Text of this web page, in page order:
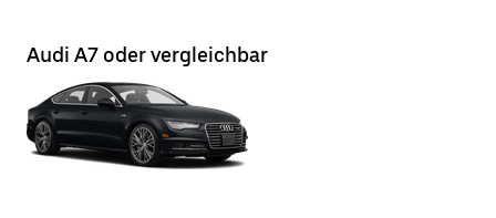
Audi A7 oder vergleichbar